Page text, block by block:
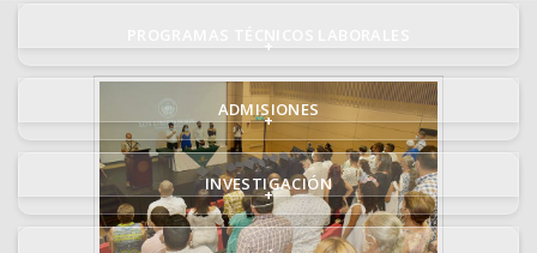
+
ADMISIONES
+
INVESTIGACIÓN
+